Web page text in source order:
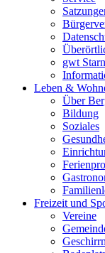
gwt
Leben &
Über
Bildung
Soziales
Freizeit und
Vereine